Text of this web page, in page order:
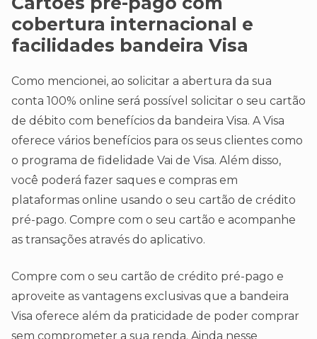
cobertura internacional e
facilidades bandeira Visa
Como mencionei, ao solicitar a abertura da sua
conta 100% online será possível solicitar o seu cartão
de débito com benefícios da bandeira Visa. A Visa
oferece vários benefícios para os seus clientes como
o programa de fidelidade Vai de Visa. Além disso,
você poderá fazer saques e compras em
plataformas online usando o seu cartão de crédito
pré-pago. Compre com o seu cartão e acompanhe
as transações através do aplicativo.
Compre com o seu cartão de crédito pré-pago e
aproveite as vantagens exclusivas que a bandeira
Visa oferece além da praticidade de poder comprar
sem comprometer a sua renda. Ainda nesse